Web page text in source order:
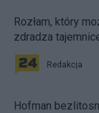
Rozłam, który
zdradza
Redakcja
Hofman